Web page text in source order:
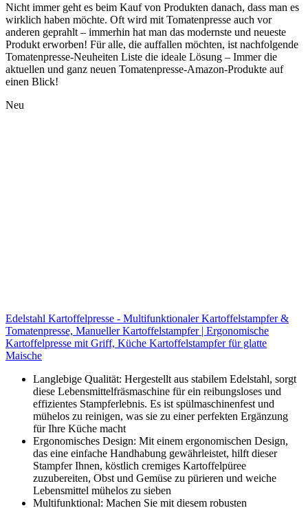
Nicht immer geht es beim Kauf von Produkten danach, dass man es
wirklich haben möchte. Oft wird mit Tomatenpresse auch vor
anderen geprahlt – immerhin hat man das modernste und neueste
Produkt erworben! Für alle, die auffallen möchten, ist nachfolgende
Tomatenpresse-Neuheiten Liste die ideale Lösung – Immer die
aktuellen und ganz neuen Tomatenpresse-Amazon-Produkte auf
einen Blick!
Neu
Edelstahl Kartoffelpresse - Multifunktionaler Kartoffelstampfer &
Tomatenpresse, Manueller Kartoffelstampfer | Ergonomische
Kartoffelpresse mit Griff, Küche Kartoffelstampfer für glatte
Maische
Langlebige Qualität: Hergestellt aus stabilem Edelstahl, sorgt
diese Lebensmittelfräsmaschine für ein reibungsloses und
effizientes Stampferlebnis. Es ist spülmaschinenfest und
mühelos zu reinigen, was sie zu einer perfekten Ergänzung
für Ihre Küche macht
Ergonomisches Design: Mit einem ergonomischen Design,
das eine einfache Handhabung gewährleistet, hilft dieser
Stampfer Ihnen, köstlich cremiges Kartoffelpüree
zuzubereiten, Obst und Gemüse zu pürieren und weiche
Lebensmittel mühelos zu sieben
Multifunktional: Machen Sie mit diesem robusten